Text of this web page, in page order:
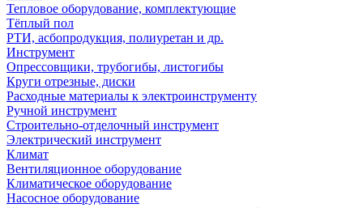
Тепловое оборудование, комплектующие
Тёплый пол
РТИ, асбопродукция, полиуретан и др.
Инструмент
Опрессовщики, трубогибы, листогибы
Круги отрезные, диски
Расходные материалы к электроинструменту
Ручной инструмент
Строительно-отделочный инструмент
Электрический инструмент
Климат
Вентиляционное оборудование
Климатическое оборудование
Насосное оборудование